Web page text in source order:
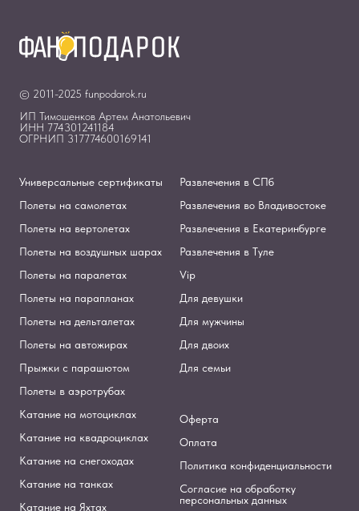
© 2011-2025 funpodarok.ru
ИП Тимошенков Артем Анатольевич
ИНН 774301241184
ОГРНИП 317774600169141
Универсальные сертификаты
Полеты на самолетах
Полеты на вертолетах
Полеты на воздушных шарах
Полеты на паралетах
Полеты на парапланах
Полеты на дельталетах
Полеты на автожирах
Прыжки с парашютом
Полеты в аэротрубах
Катание на мотоциклах
Катание на квадроциклах
Катание на снегоходах
Катание на танках
Катание на Яхтах
Развлечения в СПб
Развлечения во Владивостоке
Развлечения в Екатеринбурге
Развлечения в Туле
Vip
Для девушки
Для мужчины
Для двоих
Для семьи
Оферта
Оплата
Политика конфиденциальности
Согласие на обработку
персональных данных